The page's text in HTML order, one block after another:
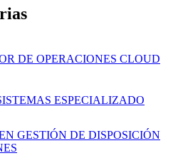
DE OPERACIONES CLOUD
ESPECIALIZADO
GESTIÓN DE DISPOSICIÓN